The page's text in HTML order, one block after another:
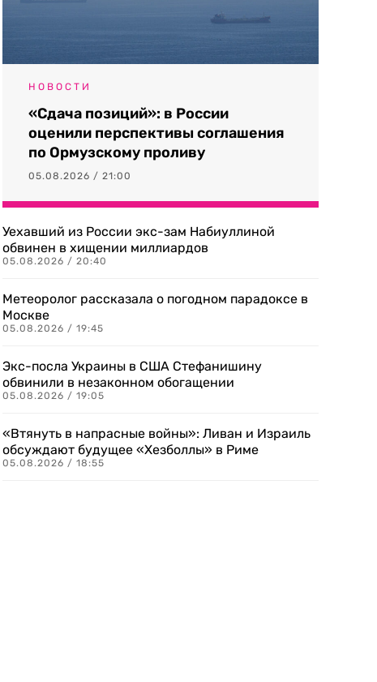
НОВОСТИ
«Сдача позиций»: в России
оценили перспективы соглашения
по Ормузскому проливу
05.08.2026 / 21:00
Уехавший из России экс-зам Набиуллиной
обвинен в хищении миллиардов
05.08.2026 / 20:40
Метеоролог рассказала о погодном парадоксе в
Москве
05.08.2026 / 19:45
Экс-посла Украины в США Стефанишину
обвинили в незаконном обогащении
05.08.2026 / 19:05
«Втянуть в напрасные войны»: Ливан и Израиль
обсуждают будущее «Хезболлы» в Риме
05.08.2026 / 18:55